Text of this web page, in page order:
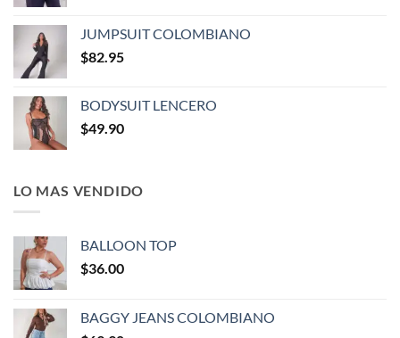
JUMPSUIT COLOMBIANO
$82.95
BODYSUIT LENCERO
$49.90
LO MAS VENDIDO
BALLOON TOP
$36.00
BAGGY JEANS COLOMBIANO